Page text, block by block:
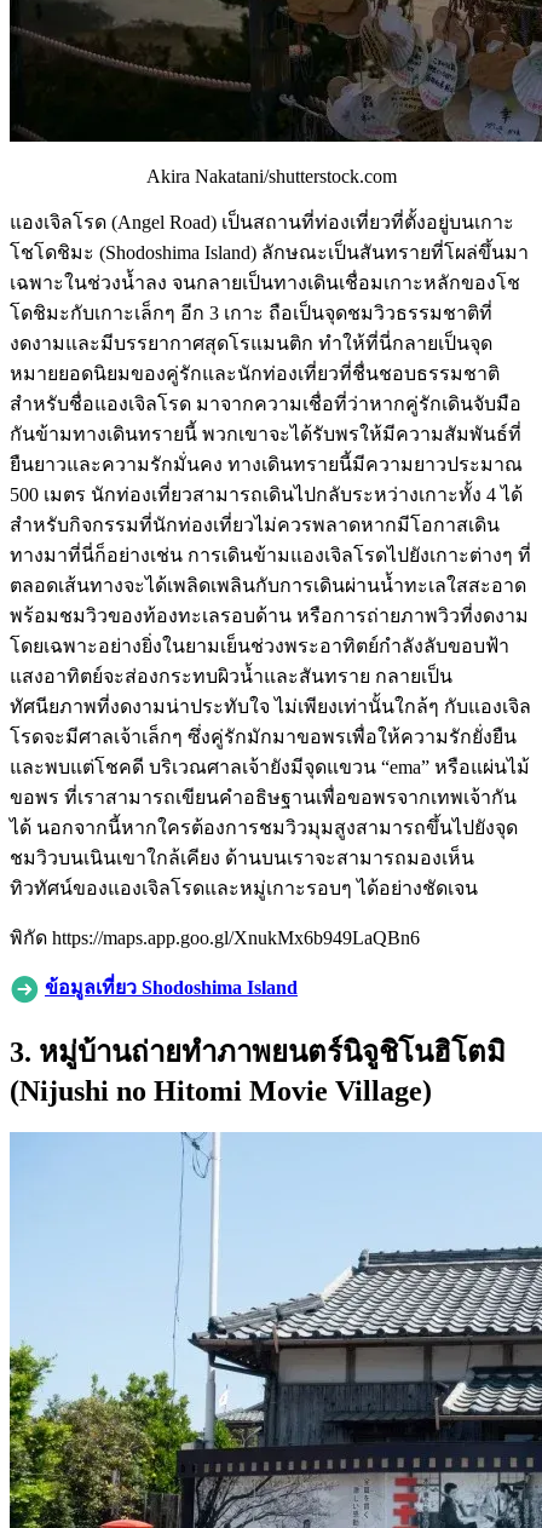
Akira Nakatani/shutterstock.com
แองเจิลโรด (Angel Road) เป็นสถานที่ท่องเที่ยวที่ตั้งอยู่บนเกาะ
โชโดชิมะ (Shodoshima Island) ลักษณะเป็นสันทรายที่โผล่ขึ้นมา
เฉพาะในช่วงน้ำลง จนกลายเป็นทางเดินเชื่อมเกาะหลักของโช
โดชิมะกับเกาะเล็กๆ อีก 3 เกาะ ถือเป็นจุดชมวิวธรรมชาติที่
งดงามและมีบรรยากาศสุดโรแมนติก ทำให้ที่นี่กลายเป็นจุด
หมายยอดนิยมของคู่รักและนักท่องเที่ยวที่ชื่นชอบธรรมชาติ
สำหรับชื่อแองเจิลโรด มาจากความเชื่อที่ว่าหากคู่รักเดินจับมือ
กันข้ามทางเดินทรายนี้ พวกเขาจะได้รับพรให้มีความสัมพันธ์ที่
ยืนยาวและความรักมั่นคง ทางเดินทรายนี้มีความยาวประมาณ
500 เมตร นักท่องเที่ยวสามารถเดินไปกลับระหว่างเกาะทั้ง 4 ได้
สำหรับกิจกรรมที่นักท่องเที่ยวไม่ควรพลาดหากมีโอกาสเดิน
ทางมาที่นี่ก็อย่างเช่น การเดินข้ามแองเจิลโรดไปยังเกาะต่างๆ ที่
ตลอดเส้นทางจะได้เพลิดเพลินกับการเดินผ่านน้ำทะเลใสสะอาด
พร้อมชมวิวของท้องทะเลรอบด้าน หรือการถ่ายภาพวิวที่งดงาม
โดยเฉพาะอย่างยิ่งในยามเย็นช่วงพระอาทิตย์กำลังลับขอบฟ้า
แสงอาทิตย์จะส่องกระทบผิวน้ำและสันทราย กลายเป็น
ทัศนียภาพที่งดงามน่าประทับใจ ไม่เพียงเท่านั้นใกล้ๆ กับแองเจิล
โรดจะมีศาลเจ้าเล็กๆ ซึ่งคู่รักมักมาขอพรเพื่อให้ความรักยั่งยืน
และพบแต่โชคดี บริเวณศาลเจ้ายังมีจุดแขวน “ema” หรือแผ่นไม้
ขอพร ที่เราสามารถเขียนคำอธิษฐานเพื่อขอพรจากเทพเจ้ากัน
ได้ นอกจากนี้หากใครต้องการชมวิวมุมสูงสามารถขึ้นไปยังจุด
ชมวิวบนเนินเขาใกล้เคียง ด้านบนเราจะสามารถมองเห็น
ทิวทัศน์ของแองเจิลโรดและหมู่เกาะรอบๆ ได้อย่างชัดเจน
พิกัด https://maps.app.goo.gl/XnukMx6b949LaQBn6
ข้อมูลเที่ยว Shodoshima Island
3. หมู่บ้านถ่ายทำภาพยนตร์นิจูชิโนฮิโตมิ
(Nijushi no Hitomi Movie Village)